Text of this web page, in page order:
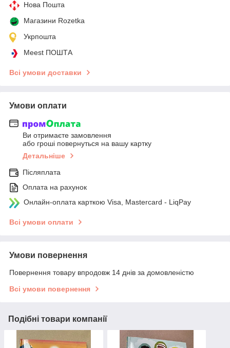
Нова Пошта
Магазини Rozetka
Укрпошта
Meest ПОШТА
Всі умови доставки
Умови оплати
Ви отримаєте замовлення
або гроші повернуться на вашу картку
Детальніше
Післяплата
Оплата на рахунок
Онлайн-оплата карткою Visa, Mastercard - LiqPay
Всі умови оплати
Умови повернення
Повернення товару впродовж 14 днів за домовленістю
Всі умови повернення
Подібні товари компанії